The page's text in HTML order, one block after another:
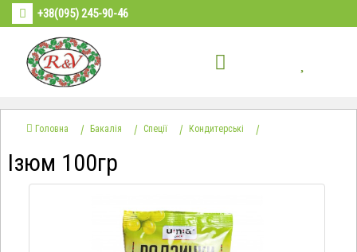
+38(095) 245-90-46
Головна Бакалія Спеції Кондитерські
Ізюм 100гр